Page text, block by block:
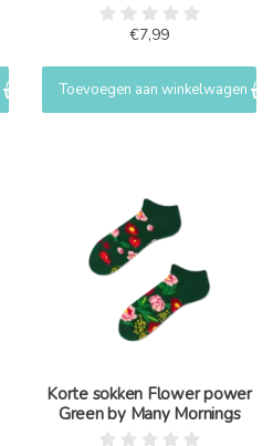
€7,99
Toevoegen aan winkelwagen
Korte sokken Flower power
Green by Many Mornings